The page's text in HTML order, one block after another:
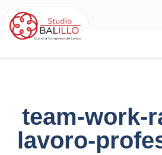
team-work-
lavoro-